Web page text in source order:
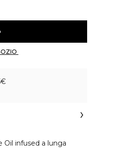
infused a lunga